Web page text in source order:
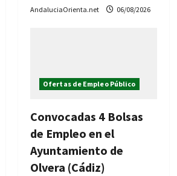
AndaluciaOrienta.net 06/08/2026
Ofertas de Empleo Público
Convocadas 4 Bolsas
de Empleo en el
Ayuntamiento de
Olvera (Cádiz)